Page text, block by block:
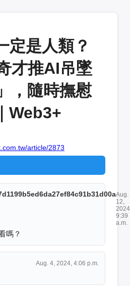
定是人類？
才推AI吊墜
，隨時撫慰
Web3+
article/2873
Aug.
12,
9:39
a.m.
嗎？
Aug. 4, 2024, 4:06 p.m.